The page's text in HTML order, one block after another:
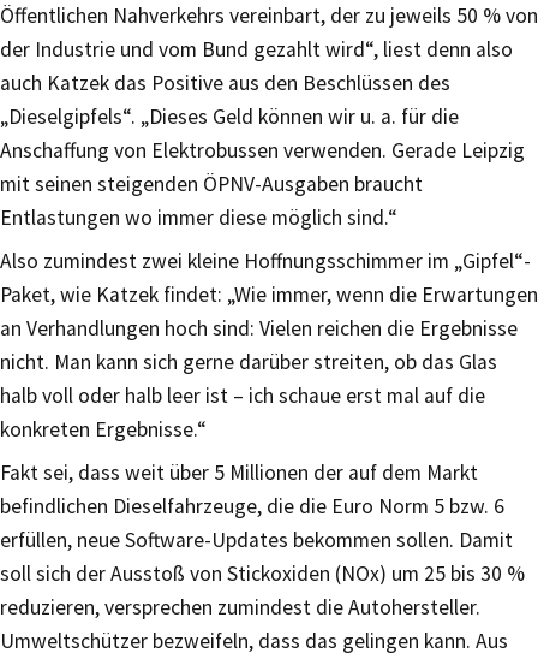
Öffentlichen Nahverkehrs vereinbart, der zu jeweils 50 % von
der Industrie und vom Bund gezahlt wird“, liest denn also
auch Katzek das Positive aus den Beschlüssen des
„Dieselgipfels“. „Dieses Geld können wir u. a. für die
Anschaffung von Elektrobussen verwenden. Gerade Leipzig
mit seinen steigenden ÖPNV-Ausgaben braucht
Entlastungen wo immer diese möglich sind.“
Also zumindest zwei kleine Hoffnungsschimmer im „Gipfel“-
Paket, wie Katzek findet: „Wie immer, wenn die Erwartungen
an Verhandlungen hoch sind: Vielen reichen die Ergebnisse
nicht. Man kann sich gerne darüber streiten, ob das Glas
halb voll oder halb leer ist – ich schaue erst mal auf die
konkreten Ergebnisse.“
Fakt sei, dass weit über 5 Millionen der auf dem Markt
befindlichen Dieselfahrzeuge, die die Euro Norm 5 bzw. 6
erfüllen, neue Software-Updates bekommen sollen. Damit
soll sich der Ausstoß von Stickoxiden (NOx) um 25 bis 30 %
reduzieren, versprechen zumindest die Autohersteller.
Umweltschützer bezweifeln, dass das gelingen kann. Aus